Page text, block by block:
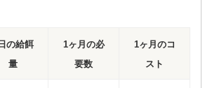
の給餌
量
1ヶ月の必
要数
1ヶ月のコ
スト